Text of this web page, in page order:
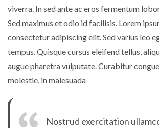
viverra. In sed ante ac eros fermentum
Sed maximus et odio id facilisis. Lorem
consectetur adipiscing elit. Sed varius leo
tempus. Quisque cursus eleifend tellus,
augue pharetra vulputate. Curabitur
molestie, in malesuada
Nostrud exercitation